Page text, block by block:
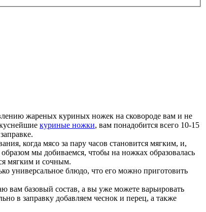
жареных куриных ножек на сковороде вам и не
куриные ножки, вам понадобится всего 10-15
когда мясо за пару часов становится мягким, и,
мы добиваемся, чтобы на ножках образовалась
мягким и сочным.
универсальное блюдо, что его можно приготовить
вам базовый состав, а вы уже можете варьировать
в заправку добавляем чеснок и перец, а также